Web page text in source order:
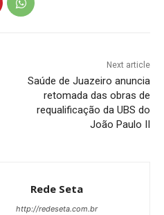
Next article
Saúde de Juazeiro anuncia
retomada das obras de
requalificação da UBS do
João Paulo II
Rede Seta
http://redeseta.com.br